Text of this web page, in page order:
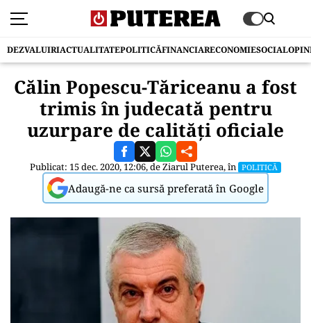
DEZVALUIRIACTUALITATEPOLITICĂFINANCIARECONOMIESOCIAL
Călin Popescu-Tăriceanu a fost
trimis în judecată pentru
uzurpare de calităţi oficiale
Publicat: 15 dec. 2020, 12:06, deZiarul Puterea, în POLITICĂ
Adaugă-ne ca sursă preferată în Google